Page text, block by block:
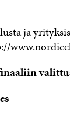
ja